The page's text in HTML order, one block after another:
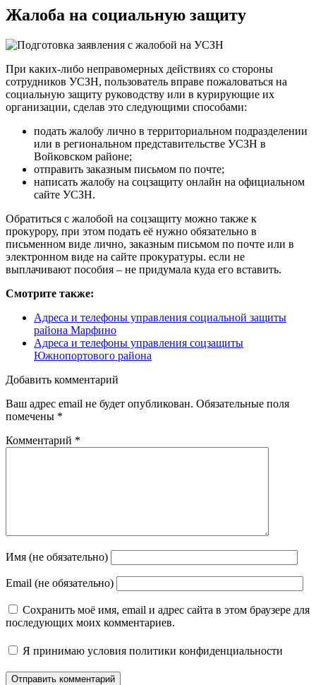
Жалоба на социальную защиту
При каких-либо неправомерных действиях со стороны
сотрудников УСЗН, пользователь вправе пожаловаться на
социальную защиту руководству или в курирующие их
организации, сделав это следующими способами:
подать жалобу лично в территориальном подразделении
или в региональном представительстве УСЗН в
Войковском районе;
отправить заказным письмом по почте;
написать жалобу на соцзащиту онлайн на официальном
сайте УСЗН.
Обратиться с жалобой на соцзащиту можно также к
прокурору, при этом подать её нужно обязательно в
письменном виде лично, заказным письмом по почте или в
электронном виде на сайте прокуратуры. если не
выплачивают пособия – не придумала куда его вставить.
Смотрите также:
Адреса и телефоны управления социальной защиты
района Марфино
Адреса и телефоны управления соцзащиты
Южнопортового района
Добавить комментарий
Ваш адрес email не будет опубликован. Обязательные поля
помечены *
Комментарий *
Имя (не обязательно)
Email (не обязательно)
Сохранить моё имя, email и адрес сайта в этом браузере для
последующих моих комментариев.
Я принимаю условия политики конфиденциальности